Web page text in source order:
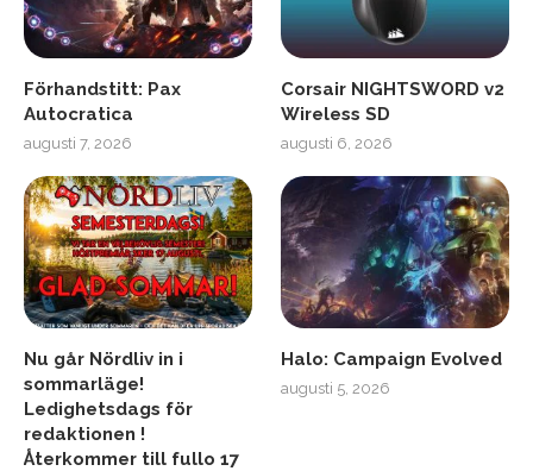
Förhandstitt: Pax
Autocratica
augusti 7, 2026
Corsair NIGHTSWORD v2
Wireless SD
augusti 6, 2026
Nu går Nördliv in i
sommarläge!
Ledighetsdags för
redaktionen !
Återkommer till fullo 17
Halo: Campaign Evolved
augusti 5, 2026